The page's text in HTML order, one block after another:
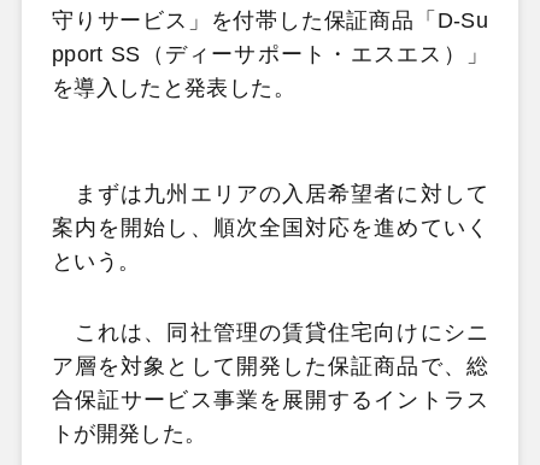
守りサービス」を付帯した保証商品「D-Su
pport SS（ディーサポート・エスエス）」
を導入したと発表した。
まずは九州エリアの入居希望者に対して
案内を開始し、順次全国対応を進めていく
という。
これは、同社管理の賃貸住宅向けにシニ
ア層を対象として開発した保証商品で、総
合保証サービス事業を展開するイントラス
トが開発した。